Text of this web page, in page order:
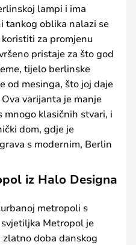
lampi i ima
tankog oblika nalazi se
za promjenu
pristaje za što god
tijelo berlinske
od mesinga, što joj daje
varijanta je manje
mnogo klasičnih stvari, i
dom, gdje je
s modernim, Berlin
iz Halo Designa
metropoli s
Metropol je
zlatno doba danskog